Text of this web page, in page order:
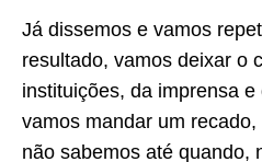
Já dissemos e vamos
resultado, vamos deixar o
instituições, da imprensa
vamos mandar um
não sabemos até quando,